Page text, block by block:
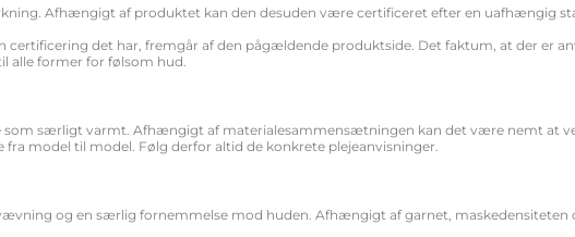
Afhængigt af produktet kan den desuden være certificeret efter en uafhængig
certificering det har, fremgår af den pågældende produktside. Det faktum, at der er
alle former for følsom hud.
som særligt varmt. Afhængigt af materialesammensætningen kan det være nemt at
model til model. Følg derfor altid de konkrete plejeanvisninger.
og en særlig fornemmelse mod huden. Afhængigt af garnet, maskedensiteten